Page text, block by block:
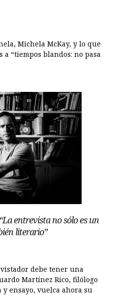
Michela McKay, y lo que
a “tiempos blandos: no pasa
entrevista no sólo es un
literario”
debe tener una
Martínez Rico, filólogo
ensayo, vuelca ahora su